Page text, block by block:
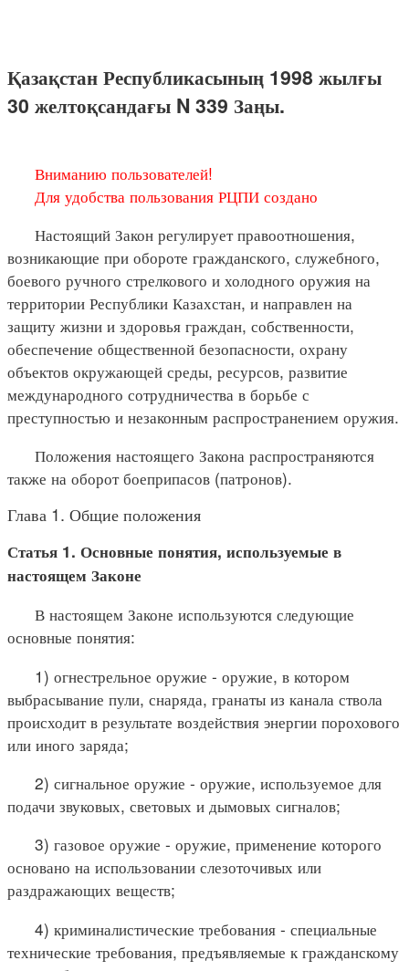
Қазақстан Республикасының 1998 жылғы
30 желтоқсандағы N 339 Заңы.
Вниманию пользователей!
Для удобства пользования РЦПИ создано
Настоящий Закон регулирует правоотношения,
возникающие при обороте гражданского, служебного,
боевого ручного стрелкового и холодного оружия на
территории Республики Казахстан, и направлен на
защиту жизни и здоровья граждан, собственности,
обеспечение общественной безопасности, охрану
объектов окружающей среды, ресурсов, развитие
международного сотрудничества в борьбе с
преступностью и незаконным распространением оружия.
Положения настоящего Закона распространяются
также на оборот боеприпасов (патронов).
Глава 1. Общие положения
Статья 1. Основные понятия, используемые в
настоящем Законе
В настоящем Законе используются следующие
основные понятия:
1) огнестрельное оружие - оружие, в котором
выбрасывание пули, снаряда, гранаты из канала ствола
происходит в результате воздействия энергии порохового
или иного заряда;
2) сигнальное оружие - оружие, используемое для
подачи звуковых, световых и дымовых сигналов;
3) газовое оружие - оружие, применение которого
основано на использовании слезоточивых или
раздражающих веществ;
4) криминалистические требования - специальные
технические требования, предъявляемые к гражданскому